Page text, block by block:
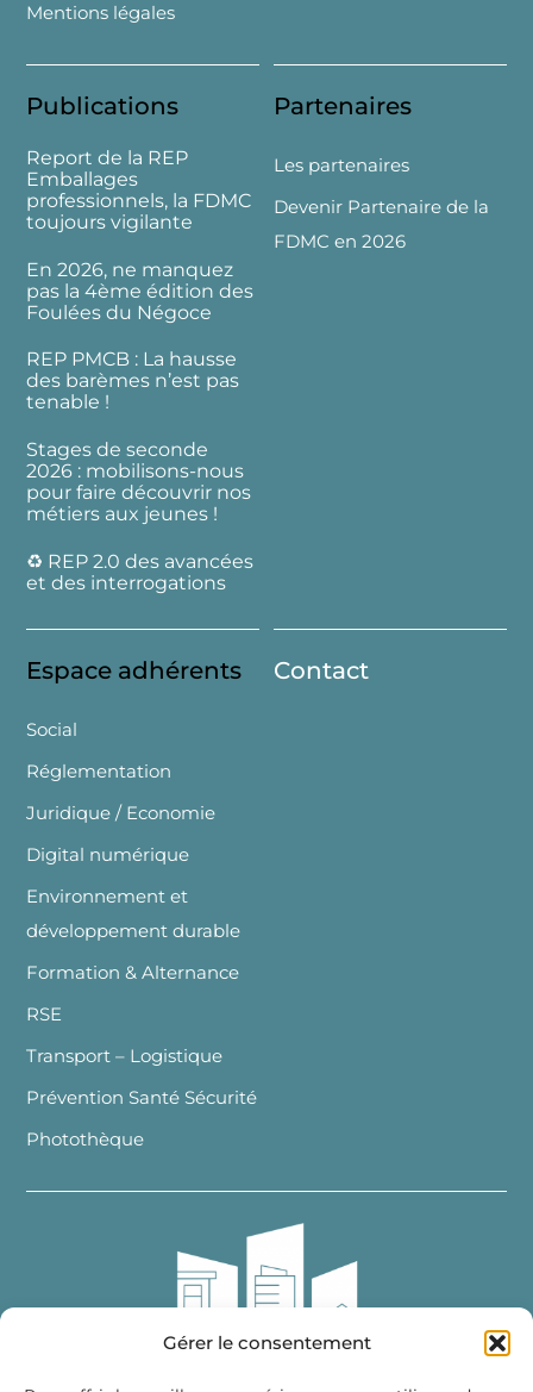
Gérer le consentement
Mentions légales
Publications
Report de la REP
Emballages
professionnels, la FDMC
toujours vigilante
En 2026, ne manquez
pas la 4ème édition des
Foulées du Négoce
REP PMCB : La hausse
des barèmes n’est pas
tenable !
Stages de seconde
2026 : mobilisons-nous
pour faire découvrir nos
métiers aux jeunes !
♻️ REP 2.0 des avancées
et des interrogations
Partenaires
Les partenaires
Devenir Partenaire de la
FDMC en 2026
Espace adhérents
Social
Réglementation
Juridique / Economie
Digital numérique
Environnement et
développement durable
Formation & Alternance
RSE
Transport – Logistique
Prévention Santé Sécurité
Photothèque
Contact